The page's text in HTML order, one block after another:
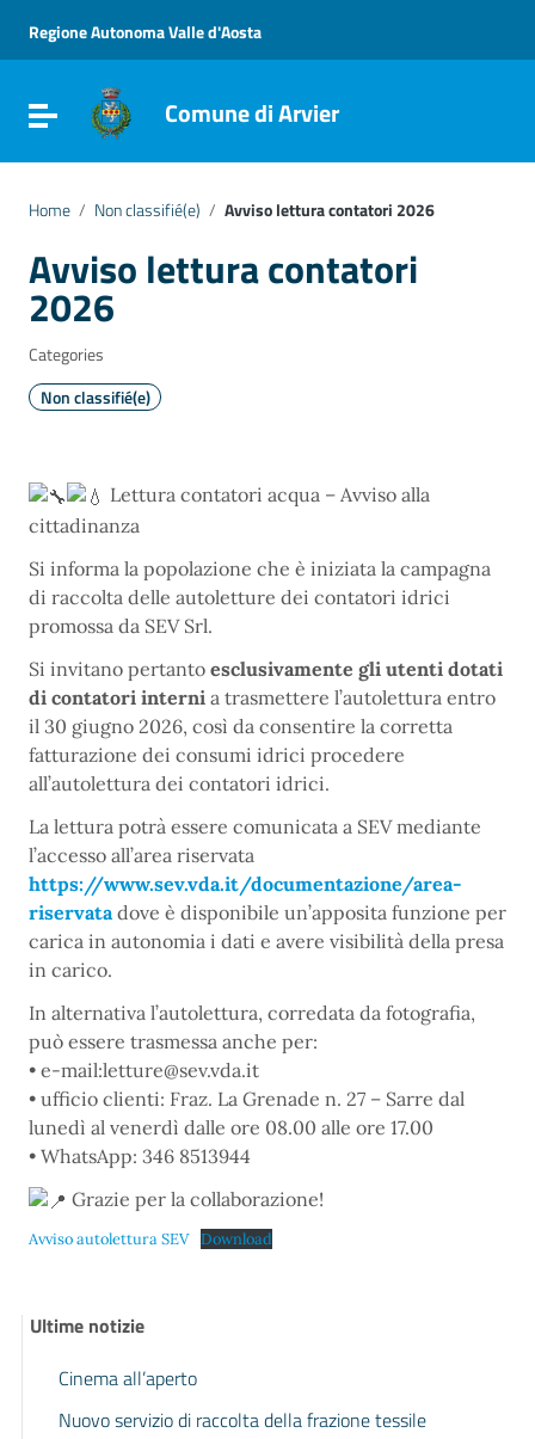
Go to the navigation menu
Go to the footer
Regione Autonoma Valle d'Aosta
Toggle navigationComune di Arvier
Home / Non classifié(e) / Avviso lettura contatori 2026
Avviso lettura contatori
2026
Categories
Non classifié(e)
Lettura contatori acqua – Avviso alla
cittadinanza
Si informa la popolazione che è iniziata la campagna
di raccolta delle autoletture dei contatori idrici
promossa da SEV Srl.
Si invitano pertanto esclusivamente gli utenti dotati
di contatori interni a trasmettere l’autolettura entro
il 30 giugno 2026, così da consentire la corretta
fatturazione dei consumi idrici procedere
all’autolettura dei contatori idrici.
La lettura potrà essere comunicata a SEV mediante
l’accesso all’area riservata
https://www.sev.vda.it/documentazione/area-
riservatadove è disponibile un’apposita funzione per
carica in autonomia i dati e avere visibilità della presa
in carico.
In alternativa l’autolettura, corredata da fotografia,
può essere trasmessa anche per:
• e-mail:letture@sev.vda.it
• ufficio clienti: Fraz. La Grenade n. 27 – Sarre dal
lunedì al venerdì dalle ore 08.00 alle ore 17.00
• WhatsApp: 346 8513944
Grazie per la collaborazione!
Avviso autolettura SEV Download
Ultime notizie
Cinema all’aperto
Nuovo servizio di raccolta della frazione tessile